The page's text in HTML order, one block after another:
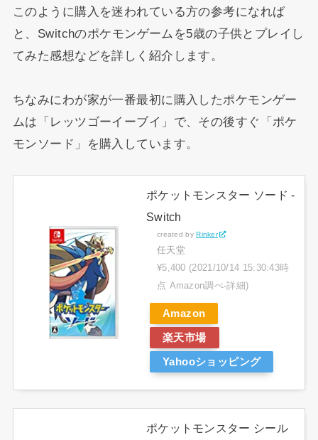
このように購入を迷われている方の参考になれば
と、Switchのポケモンゲームを5歳の子供とプレイし
てみた感想などを詳しく紹介します。
ちなみにわが家が一番最初に購入したポケモンゲー
ムは「レッツゴーイーブイ」で、その後すぐ「ポケ
モンソード」を購入しています。
ポケットモンスター ソード -
Switch
created byRinker
任天堂
¥5,400 (2021/10/14 15:30:43時
点 Amazon調べ-詳細)
Amazon
楽天市場
Yahooショッピング
ポケットモンスター シール